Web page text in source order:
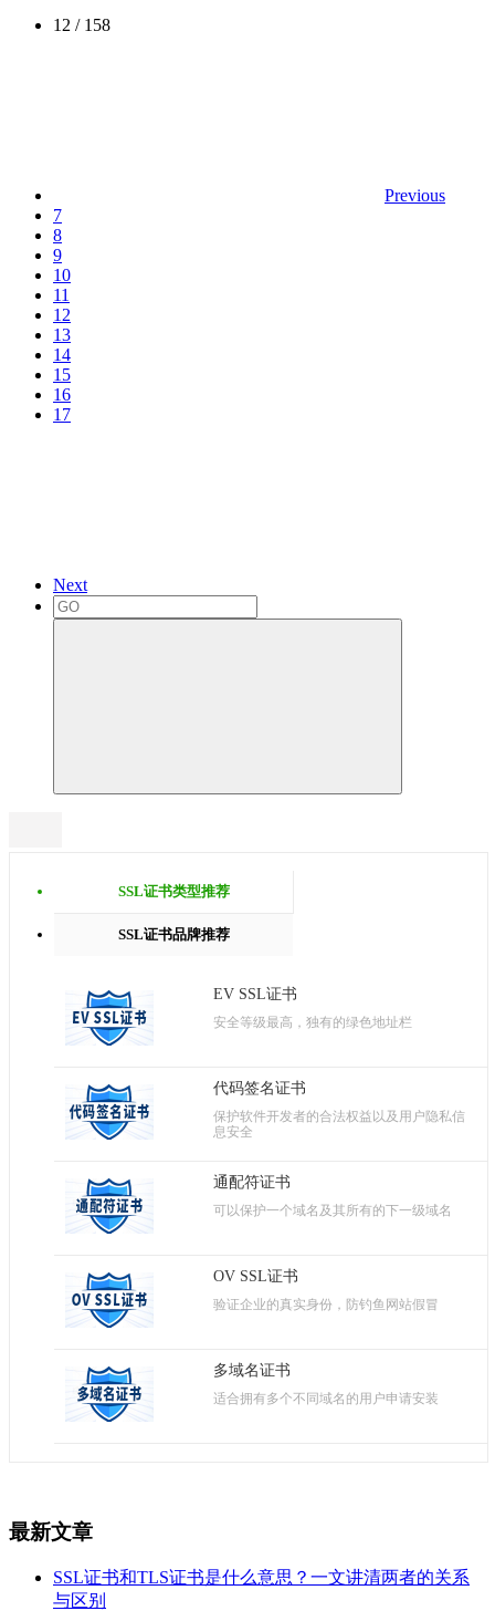
12 / 158
Previous
7
8
9
10
11
12
13
14
15
16
17
Next
SSL证书类型推荐
SSL证书品牌推荐
EV SSL证书
安全等级最高，独有的绿色地址栏
代码签名证书
保护软件开发者的合法权益以及用户隐私信
息安全
通配符证书
可以保护一个域名及其所有的下一级域名
OV SSL证书
验证企业的真实身份，防钓鱼网站假冒
多域名证书
适合拥有多个不同域名的用户申请安装
最新文章
SSL证书和TLS证书是什么意思？一文讲清两者的关系
与区别